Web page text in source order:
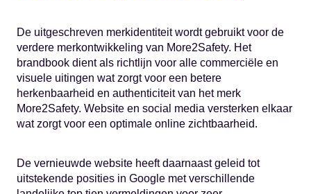
De uitgeschreven merkidentiteit wordt gebruikt voor de
verdere merkontwikkeling van More2Safety. Het
brandbook dient als richtlijn voor alle commerciële en
visuele uitingen wat zorgt voor een betere
herkenbaarheid en authenticiteit van het merk
More2Safety. Website en social media versterken elkaar
wat zorgt voor een optimale online zichtbaarheid.
De vernieuwde website heeft daarnaast geleid tot
uitstekende posities in Google met verschillende